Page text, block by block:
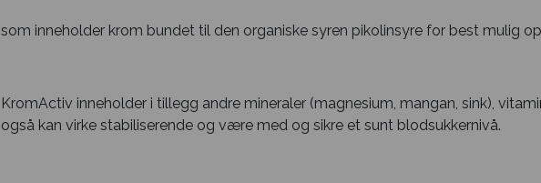
som inneholder krom bundet til den organiske syren pikolinsyre for best mulig
KromActiv inneholder i tillegg andre mineraler (magnesium, mangan, sink),
også kan virke stabiliserende og være med og sikre et sunt blodsukkernivå.